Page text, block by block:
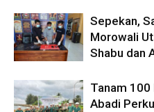
Sepekan,
Morowali
Shabu dan
Tanam 100
Abadi